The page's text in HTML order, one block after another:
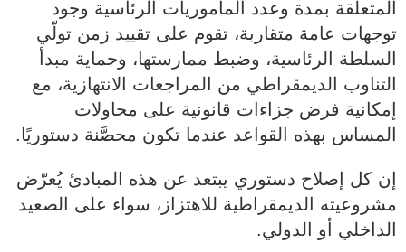
المتعلقة بمدة وعدد المأموريات الرئاسية وجود
توجهات عامة متقاربة، تقوم على تقييد زمن تولّي
السلطة الرئاسية، وضبط ممارستها، وحماية مبدأ
التناوب الديمقراطي من المراجعات الانتهازية، مع
إمكانية فرض جزاءات قانونية على محاولات
المساس بهذه القواعد عندما تكون محصَّنة دستوريًا.
إن كل إصلاح دستوري يبتعد عن هذه المبادئ يُعرّض
مشروعيته الديمقراطية للاهتزاز، سواء على الصعيد
الداخلي أو الدولي.